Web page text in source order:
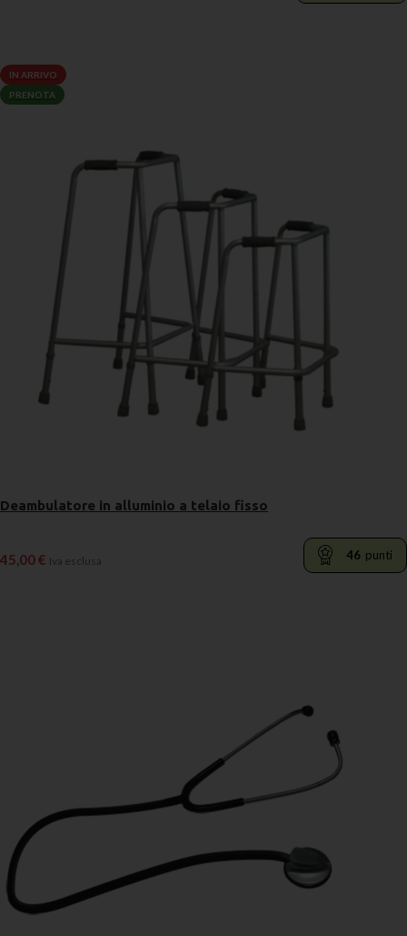
IN ARRIVO
PRENOTA
Deambulatore in alluminio a telaio fisso
45,00€ Iva esclusa 46 punti